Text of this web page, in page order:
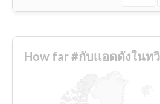
How far #กับเเอดดังในท